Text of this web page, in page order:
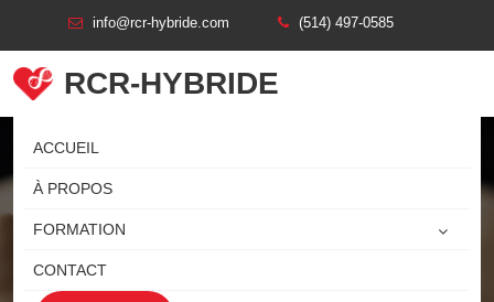
info@rcr-hybride.com (514) 497-0585
RCR-HYBRIDE
ACCUEIL
À PROPOS
FORMATION
CONTACT